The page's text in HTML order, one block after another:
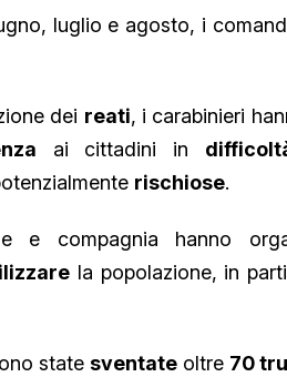
luglio e agosto, i
dei reati, i carabinieri
ai cittadini in
rischiose.
e compagnia hanno
la popolazione, in
state sventate oltre 70